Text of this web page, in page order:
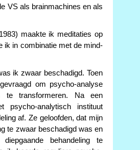
VS als brainmachines en als
maakte ik meditaties op
ik in combinatie met de mind-
ik zwaar beschadigd. Toen
om psycho-analyse
te transformeren. Na een
psycho-analytisch instituut
af. Ze geloofden, dat mijn
te zwaar beschadigd was en
behandeling te